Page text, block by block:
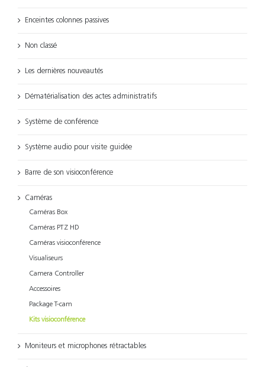
Enceintes colonnes passives
Non classé
Les dernières nouveautés
Dématérialisation des actes administratifs
Système de conférence
Système audio pour visite guidée
Barre de son visioconférence
Caméras
Caméras Box
Caméras PTZ HD
Caméras visioconférence
Visualiseurs
Camera Controller
Accessoires
Package T-cam
Kits visioconférence
Moniteurs et microphones rétractables